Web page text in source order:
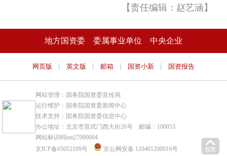
【责任编辑：赵艺涵】
地方国资委 委属事业单位 中央企业
网页版 | 英文版 | 邮箱 | 国资小新 | 国资报告
网站管理：国务院国资委宣传局
运行维护：国务院国资委新闻中心
技术支持：国务院国资委信息中心
办公地址：北京市宣武门西大街26号 邮编：100053
网站标识码bm27000004
京ICP备05052109号
京公网安备 110401200016号